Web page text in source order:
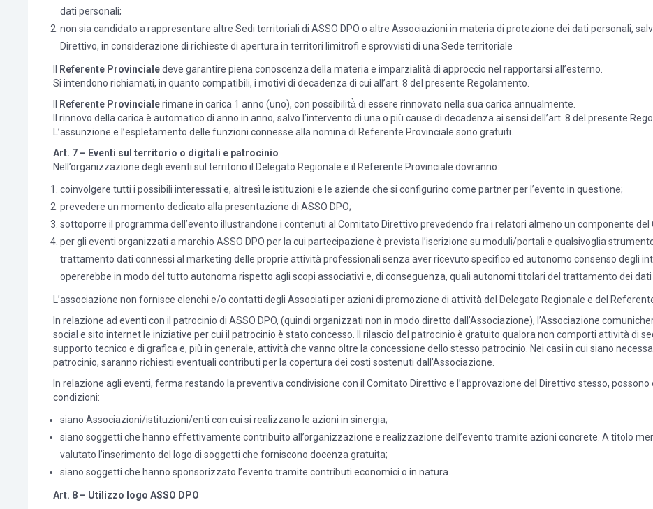
dati personali;
non sia candidato a rappresentare altre Sedi territoriali di ASSO DPO o altre Associazioni in materia di protezione dei dati personali,
Direttivo, in considerazione di richieste di apertura in territori limitrofi e sprovvisti di una Sede territoriale
Referente Provincialedeve garantire piena conoscenza della materia e imparzialità di approccio nel rapportarsi all’esterno.
Si intendono richiamati, in quanto compatibili, i motivi di decadenza di cui all’art. 8 del presente Regolamento.
Referente Provincialerimane in carica 1 anno (uno), con possibilità̀ di essere rinnovato nella sua carica annualmente.
Il rinnovo della carica è automatico di anno in anno, salvo l’intervento di una o più cause di decadenza ai sensi dell’art. 8 del presente
L’assunzione e l’espletamento delle funzioni connesse alla nomina di Referente Provinciale sono gratuiti.
Art. 7 – Eventi sul territorio o digitali e patrocinio
Nell’organizzazione degli eventi sul territorio il Delegato Regionale e il Referente Provinciale dovranno:
coinvolgere tutti i possibili interessati e, altresì le istituzioni e le aziende che si configurino come partner per l’evento in questione;
prevedere un momento dedicato alla presentazione di ASSO DPO;
sottoporre il programma dell’evento illustrandone i contenuti al Comitato Direttivo prevedendo fra i relatori almeno un componente
per gli eventi organizzati a marchio ASSO DPO per la cui partecipazione è prevista l’iscrizione su moduli/portali e qualsivoglia
trattamento dati connessi al marketing delle proprie attività professionali senza aver ricevuto specifico ed autonomo consenso degli
opererebbe in modo del tutto autonoma rispetto agli scopi associativi e, di conseguenza, quali autonomi titolari del trattamento dei dati
L’associazione non fornisce elenchi e/o contatti degli Associati per azioni di promozione di attività del Delegato Regionale e del
In relazione ad eventi con il patrocinio di ASSO DPO, (quindi organizzati non in modo diretto dall’Associazione), l’Associazione
social e sito internet le iniziative per cui il patrocinio è stato concesso. Il rilascio del patrocinio è gratuito qualora non comporti attività di
supporto tecnico e di grafica e, più in generale, attività che vanno oltre la concessione dello stesso patrocinio. Nei casi in cui siano
patrocinio, saranno richiesti eventuali contributi per la copertura dei costi sostenuti dall’Associazione.
In relazione agli eventi, ferma restando la preventiva condivisione con il Comitato Direttivo e l’approvazione del Direttivo stesso,
condizioni:
siano Associazioni/istituzioni/enti con cui si realizzano le azioni in sinergia;
siano soggetti che hanno effettivamente contribuito all’organizzazione e realizzazione dell’evento tramite azioni concrete. A titolo
valutato l’inserimento del logo di soggetti che forniscono docenza gratuita;
siano soggetti che hanno sponsorizzato l’evento tramite contributi economici o in natura.
Art. 8 – Utilizzo logo ASSO DPO